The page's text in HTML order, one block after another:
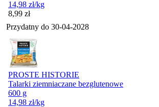
14,98 zł/kg
Cena
8,99 zł
Przydatny do 30-04-2028
PROSTE HISTORIE
Talarki ziemniaczane bezglutenowe
600 g
14,98 zł/kg